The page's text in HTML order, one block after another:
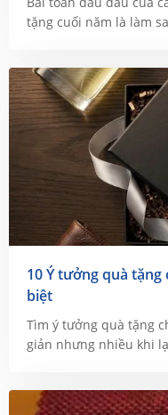
tặng cuối năm là làm
10 Ý tưởng quà
biệt
Tìm ý tưởng quà tặng
giản nhưng nhiều khi